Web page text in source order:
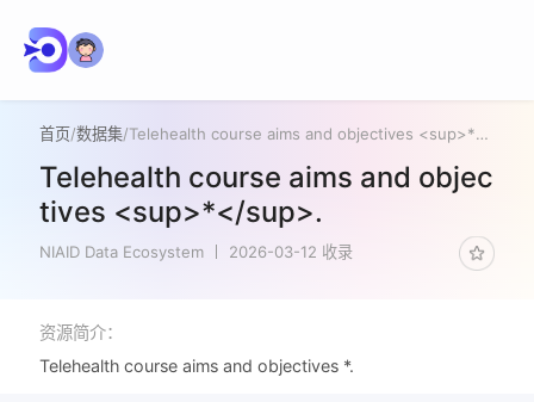
首页/数据集/ Telehealth course aims and objectives <sup>*</sup>.
Telehealth course aims and objec
tives <sup>*</sup>.
NIAID Data Ecosystem 2026-03-12 收录
资源简介：
Telehealth course aims and objectives *.